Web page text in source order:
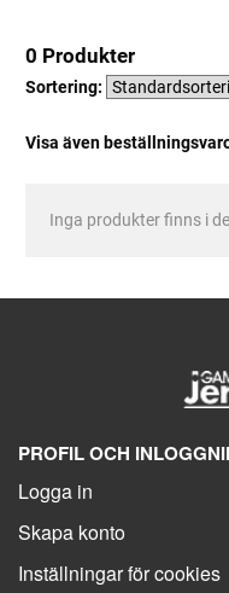
0 Produkter
Sortering:
Visa även
Inga produkter finns i
PROFIL OCH
Logga in
Skapa konto
Inställningar för cookies